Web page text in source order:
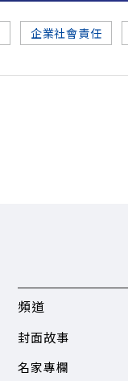
企業社會責任
頻道
封面故事
名家專欄